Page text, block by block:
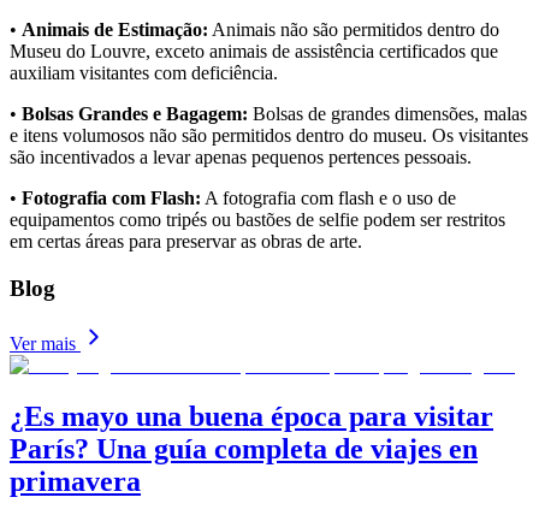
• Animais de Estimação: Animais não são permitidos dentro do
Museu do Louvre, exceto animais de assistência certificados que
auxiliam visitantes com deficiência.
• Bolsas Grandes e Bagagem: Bolsas de grandes dimensões, malas
e itens volumosos não são permitidos dentro do museu. Os visitantes
são incentivados a levar apenas pequenos pertences pessoais.
• Fotografia com Flash: A fotografia com flash e o uso de
equipamentos como tripés ou bastões de selfie podem ser restritos
em certas áreas para preservar as obras de arte.
Blog
Ver mais
¿Es mayo una buena época para visitar
París? Una guía completa de viajes en
primavera